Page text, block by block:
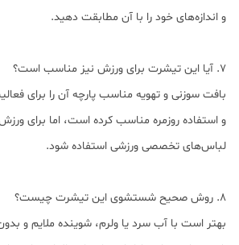
و اندازه‌های خود را با آن مطابقت دهید.
7. آیا این تیشرت برای ورزش نیز مناسب است؟
بافت سوزنی و تهویه مناسب پارچه آن را برای
و استفاده روزمره مناسب کرده است، اما برای
لباس‌های تخصصی ورزشی استفاده شود.
8. روش صحیح شستشوی این تیشرت چیست؟
بهتر است با آب سرد یا ولرم، شوینده ملایم و